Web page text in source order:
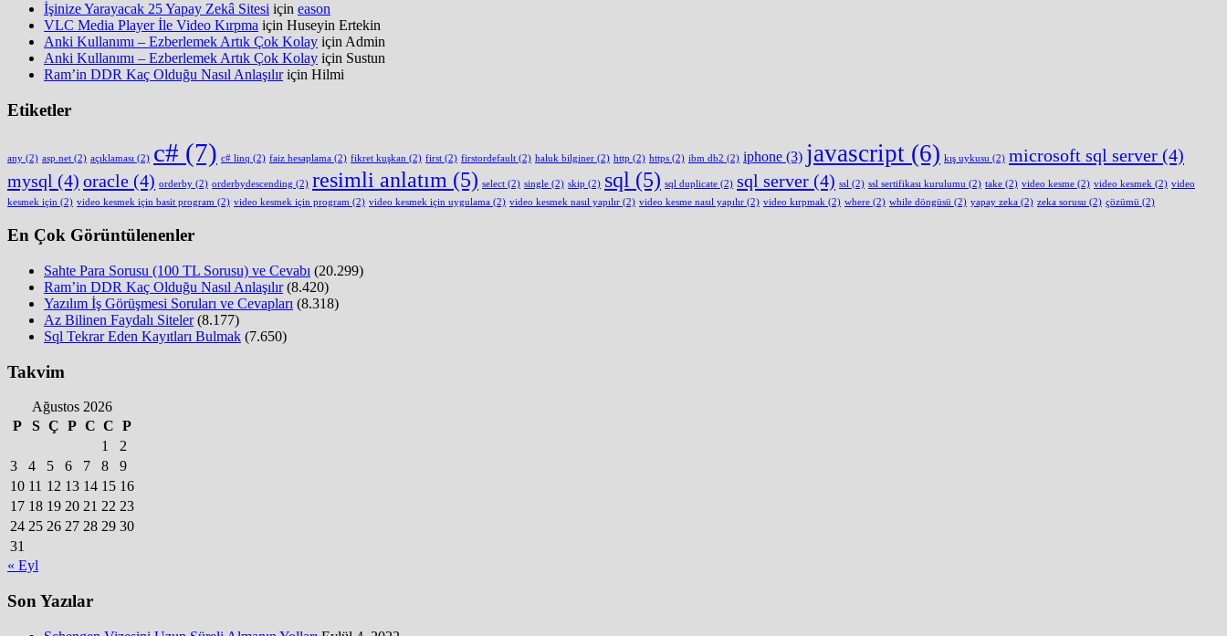
İşinize Yarayacak 25 Yapay Zekâ Sitesi için eason
VLC Media Player İle Video Kırpma için Huseyin Ertekin
Anki Kullanımı – Ezberlemek Artık Çok Kolay için Admin
Anki Kullanımı – Ezberlemek Artık Çok Kolay için Sustun
Ram’in DDR Kaç Olduğu Nasıl Anlaşılıriçin Hilmi
Etiketler
any (2) asp.net (2) açıklaması (2) c# (7) c# linq (2) faiz hesaplama (2) fikret kuşkan (2) first (2) firstordefault (2) haluk bilginer (2) http (2) https (2) ibm db2 (2) iphone (3) javascript (6) kış uykusu (2) microsoft sql server (4)
mysql (4) oracle (4) orderby (2) orderbydescending (2) resimli anlatım (5) select (2) single (2) skip (2) sql (5) sql duplicate (2) sql server (4) ssl (2) ssl sertifikası kurulumu (2) take (2) video kesme (2) video kesmek (2) video
kesmek için (2) video kesmek için basit program (2) video kesmek için program (2) video kesmek için uygulama (2) video kesmek nasıl yapılır (2) video kesme nasıl yapılır (2) video kırpmak (2) where (2) while döngüsü (2) yapay zeka (2) zeka sorusu (2) çözümü (2)
En Çok Görüntülenenler
Sahte Para Sorusu (100 TL Sorusu) ve Cevabı (20.299)
Ram’in DDR Kaç Olduğu Nasıl Anlaşılır (8.420)
Yazılım İş Görüşmesi Soruları ve Cevapları (8.318)
Az Bilinen Faydalı Siteler (8.177)
Sql Tekrar Eden Kayıtları Bulmak (7.650)
Takvim
Ağustos 2026
P
S Ç P C C P
1
2
3
4 5 6 7 8
9
10 11 12 13 14 15 16
17 18 19 20 21 22 23
24 25 26 27 28 29 30
31
« Eyl
Son Yazılar